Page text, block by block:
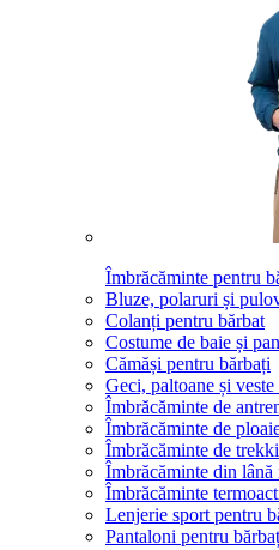
Îmbrăcăminte pentru
Bluze, polaruri și
Colanți pentru bărbat
Costume de baie și
Cămăși pentru bărbați
Geci, paltoane și
Îmbrăcăminte de
Îmbrăcăminte de
Îmbrăcăminte de
Îmbrăcăminte din
Îmbrăcăminte
Lenjerie sport pentru
Pantaloni pentru